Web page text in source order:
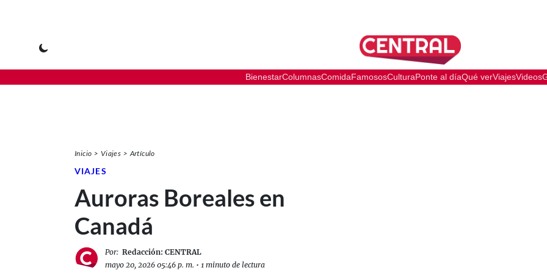
BienestarColumnasComidaFamososCulturaPonte al díaQué verViajesVideos
Inicio Viajes Artículo
VIAJES
Auroras Boreales en
Canadá
Por: Redacción: CENTRAL
mayo 20, 2026 05:46 p. m. • 1 minuto de lectura